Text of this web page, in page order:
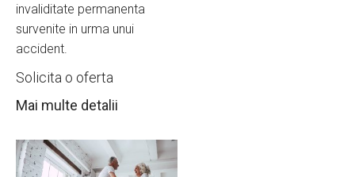
invaliditate permanenta
survenite in urma unui
accident.
Solicita o oferta
Mai multe detalii